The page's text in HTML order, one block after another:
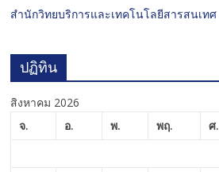
สำนักวิทยบริการและเทคโนโลยีสารสนเทศ
ปฏิทิน
สิงหาคม 2026
จ.
อ. พ. พฤ. ศ.